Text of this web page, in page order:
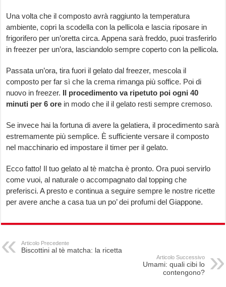
Una volta che il composto avrà raggiunto la temperatura
ambiente, copri la scodella con la pellicola e lascia riposare in
frigorifero per un’oretta circa. Appena sarà freddo, puoi trasferirlo
in freezer per un’ora, lasciandolo sempre coperto con la pellicola.
Passata un’ora, tira fuori il gelato dal freezer, mescola il
composto per far sì che la crema rimanga più soffice. Poi di
nuovo in freezer. Il procedimento va ripetuto poi ogni 40
minuti per 6 ore in modo che il il gelato resti sempre cremoso.
Se invece hai la fortuna di avere la gelatiera, il procedimento sarà
estremamente più semplice. È sufficiente versare il composto
nel macchinario ed impostare il timer per il gelato.
Ecco fatto! Il tuo gelato al tè matcha è pronto. Ora puoi servirlo
come vuoi, al naturale o accompagnato dal topping che
preferisci. A presto e continua a seguire sempre le nostre ricette
per avere anche a casa tua un po’ dei profumi del Giappone.
Articolo Precedente
Biscottini al tè matcha: la ricetta
Articolo Successivo
Umami: quali cibi lo
contengono?